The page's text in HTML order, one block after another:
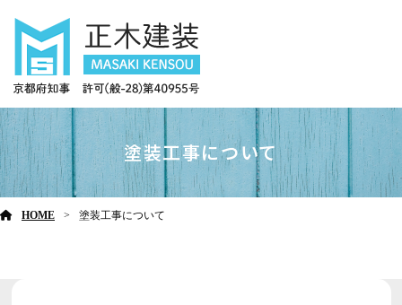
塗装工事について
HOME 塗装工事について